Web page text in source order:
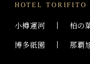
HOTEL TORIFITO
小樽運河 柏の
博多祇園
那覇